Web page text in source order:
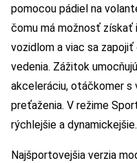
pomocou pádiel na
čomu má možnosť získať
vozidlom a viac sa
vedenia. Zážitok
akceleráciu, otáčkomer
preťaženia. V režime
rýchlejšie a dynamickejšie.
Najšportovejšia verzia